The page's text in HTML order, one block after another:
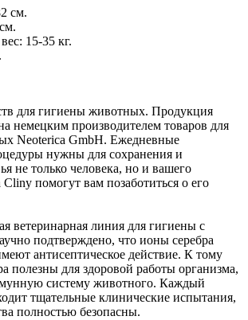
см.
15-35 кг.
для гигиены животных. Продукция
немецким производителем товаров для
Neoterica GmbH. Ежедневные
нужны для сохранения и
не только человека, но и вашего
помогут вам позаботиться о его
ветеринарная линия для гигиены с
подтверждено, что ионы серебра
антисептическое действие. К тому
полезны для здоровой работы организма,
систему животного. Каждый
тщательные клинические испытания,
полностью безопасны.